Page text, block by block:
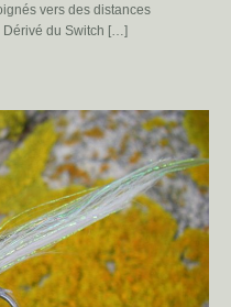
vers des distances
du Switch […]